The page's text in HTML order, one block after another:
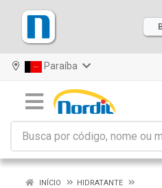
Paraíba
INÍCIO
HIDRATANTE